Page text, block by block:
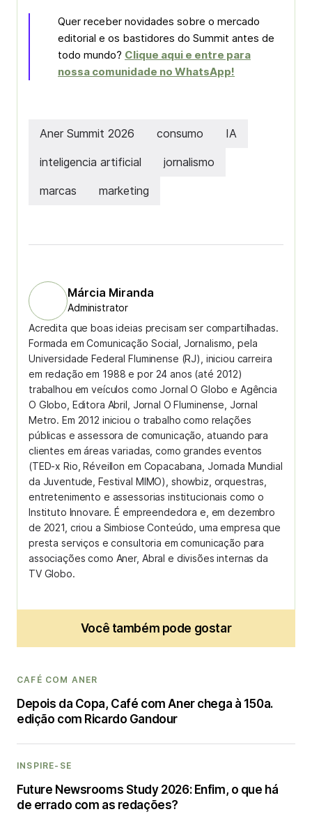
Quer receber novidades sobre o mercado
editorial e os bastidores do Summit antes de
todo mundo? Clique aqui e entre para
nossa comunidade no WhatsApp!
Aner Summit 2026 consumo IA
inteligencia artificial jornalismo
marcas marketing
Márcia Miranda
Administrator
Acredita que boas ideias precisam ser compartilhadas.
Formada em Comunicação Social, Jornalismo, pela
Universidade Federal Fluminense (RJ), iniciou carreira
em redação em 1988 e por 24 anos (até 2012)
trabalhou em veículos como Jornal O Globo e Agência
O Globo, Editora Abril, Jornal O Fluminense, Jornal
Metro. Em 2012 iniciou o trabalho como relações
públicas e assessora de comunicação, atuando para
clientes em áreas variadas, como grandes eventos
(TED-x Rio, Réveillon em Copacabana, Jornada Mundial
da Juventude, Festival MIMO), showbiz, orquestras,
entretenimento e assessorias institucionais como o
Instituto Innovare. É empreendedora e, em dezembro
de 2021, criou a Simbiose Conteúdo, uma empresa que
presta serviços e consultoria em comunicação para
associações como Aner, Abral e divisões internas da
TV Globo.
Você também pode gostar
CAFÉ COM ANER
Depois da Copa, Café com Aner chega à 150a.
edição com Ricardo Gandour
INSPIRE-SE
Future Newsrooms Study 2026: Enfim, o que há
de errado com as redações?